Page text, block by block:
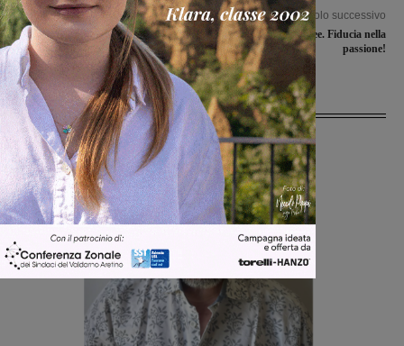
Articolo precedente
Esordienti in gara a Figline nalla
“Coppa circolo Arci Amicizia”
Articolo successivo
Fiducia nelle Idee. Fiducia nella
passione!
Ultime Notizie